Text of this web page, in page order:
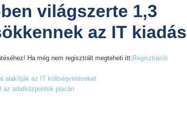
világszerte 1,3
az IT
Ha még nem regisztrált megteheti itt:Regisztráció
alakítják az IT költségvetéseket
az adatközpontok piacán